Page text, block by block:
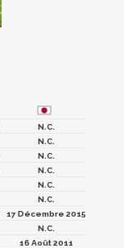
N.C.
N.C.
N.C.
N.C.
N.C.
N.C.
17 Décembre 2015
N.C.
16 Août 2011